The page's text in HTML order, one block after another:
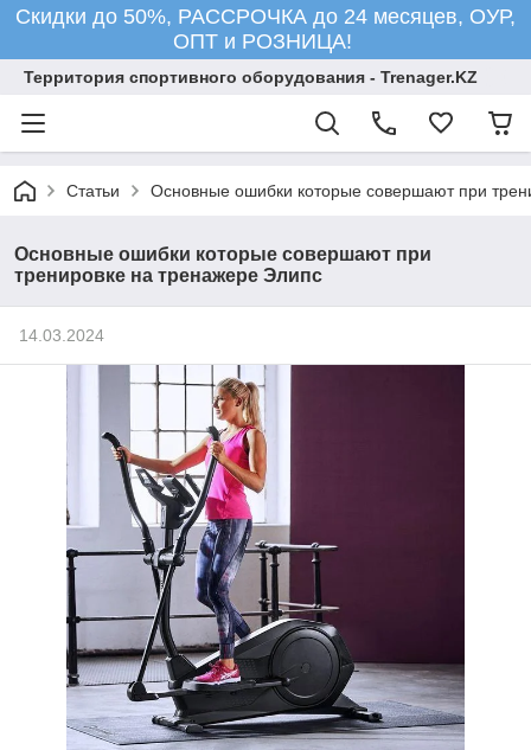
Скидки до 50%, РАССРОЧКА до 24 месяцев, ОУР,
ОПТ и РОЗНИЦА!
Территория спортивного оборудования - Trenager.KZ
Статьи Основные ошибки которые совершают при
Основные ошибки которые совершают при
тренировке на тренажере Элипс
14.03.2024